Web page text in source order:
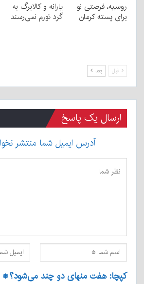
روسیه، فرصتی نو
برای پسته کرمان
یارانه و کالابرگ به
گرد تورم نمی‌رسند
قبل بعد
ارسال یک پاسخ
آدرس ایمیل شما منتشر
کپچا: هفت منهای دو چند می‌شود؟*